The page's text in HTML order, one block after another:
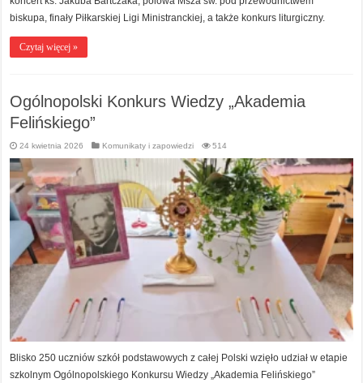
biskupa, finały Piłkarskiej Ligi Ministranckiej, a także konkurs liturgiczny.
Czytaj więcej »
Ogólnopolski Konkurs Wiedzy „Akademia
Felińskiego”
24 kwietnia 2026 Komunikaty i zapowiedzi 514
Blisko 250 uczniów szkół podstawowych z całej Polski wzięło udział w etapie
szkolnym Ogólnopolskiego Konkursu Wiedzy „Akademia Felińskiego”